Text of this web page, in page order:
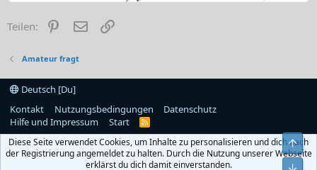
Teilen: PinterestE-Mail
Amateur fragt
Deutsch [Du]
Kontakt
Nutzungsbedingungen
Datenschutz
Hilfe und Impressum
Start
R
S
Diese Seite verwendet Cookies, um Inhalte zu personalisieren und dich nach
der Registrierung angemeldet zu halten. Durch die Nutzung unserer Webseite
erklärst du dich damit einverstanden.